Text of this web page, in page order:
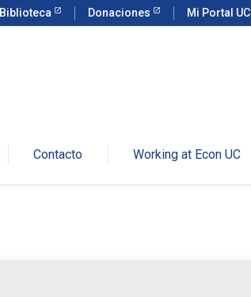
Biblioteca Donaciones Mi Portal UC
Contacto Working at Econ UC